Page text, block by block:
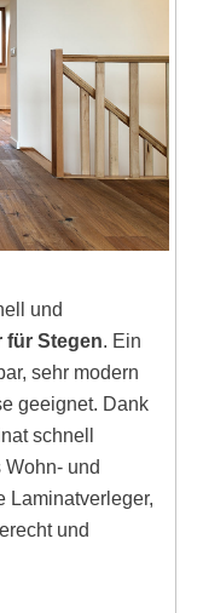
und
für Stegen. Ein
sehr modern
geeignet. Dank
schnell
und
Laminatverleger,
und